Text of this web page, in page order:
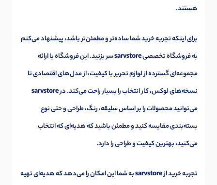
هستند.
برای اینکه تجربه خرید شما ساده‌تر و مطمئن‌تر باشد، پیشنهاد می‌کنم
به فروشگاه تخصصیsarvstoreسر بزنید. این فروشگاه با ارائه
مجموعه‌ای گسترده از لوازم تحریر با کیفیت، از مدل‌های اقتصادی تا
نسخه‌های لوکس، کار انتخاب را بسیار راحت می‌کند. درsarvstore
می‌توانید محصولات را بر اساس سلیقه، رنگ، طراحی و حتی نوع
بسته‌بندی مقایسه کنید و مطمئن باشید که هدیه‌ای که انتخاب
می‌کنید، بهترین کیفیت و طراحی را دارد.
تجربه خرید ازsarvstoreبه شما این امکان را می‌دهد که هدیه‌ای تهیه